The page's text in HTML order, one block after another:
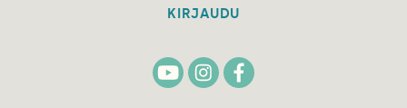
KIRJAUDU